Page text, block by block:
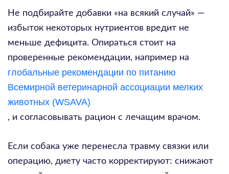
Не подбирайте добавки «на всякий случай» —
избыток некоторых нутриентов вредит не
меньше дефицита. Опираться стоит на
проверенные рекомендации, например на
глобальные рекомендации по питанию
Всемирной ветеринарной ассоциации мелких
животных (WSAVA)
, и согласовывать рацион с лечащим врачом.
Если собака уже перенесла травму связки или
операцию, диету часто корректируют: снижают